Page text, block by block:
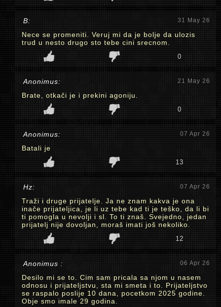
B: 31 May 26
Nece se promeniti. Veruj mi da je bolje da ulozis
trud u nesto drugo sto tebe cini srecnom.
0
Anonimus: 21 May 26
Brate, otkači je i prekini agoniju.
0
Anonimus: 07 Apr 26
Batali je
13
Hz: 07 Apr 26
Traži i druge prijatelje. Ja ne znam kakva je ona
inače prijateljica, je li uz tebe kad ti je teško, da li bi
ti pomogla u nevolji i sl. To ti znaš. Svejedno, jedan
prijatelj nije dovoljan, moraš imati još nekoliko.
12
Anonimus : 06 Apr 26
Desilo mi se to. Cim sam pricala sa njom u nasem
odnosu i prijateljstvu, sta mi smeta i to. Prijateljstvo
se raspalo poslije 10 dana, pocetkom 2025 godine.
Obje smo imale 29 godina.